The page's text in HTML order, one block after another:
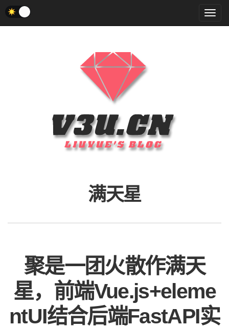
菜
单
满天星
聚是一团火散作满天
星，前端Vue.js+eleme
ntUI结合后端FastAPI实